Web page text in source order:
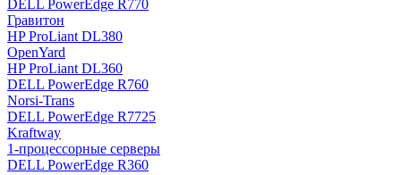
DELL PowerEdge R770
Гравитон
HP ProLiant DL380
OpenYard
HP ProLiant DL360
DELL PowerEdge R760
Norsi-Trans
DELL PowerEdge R7725
Kraftway
1-процессорные серверы
DELL PowerEdge R360